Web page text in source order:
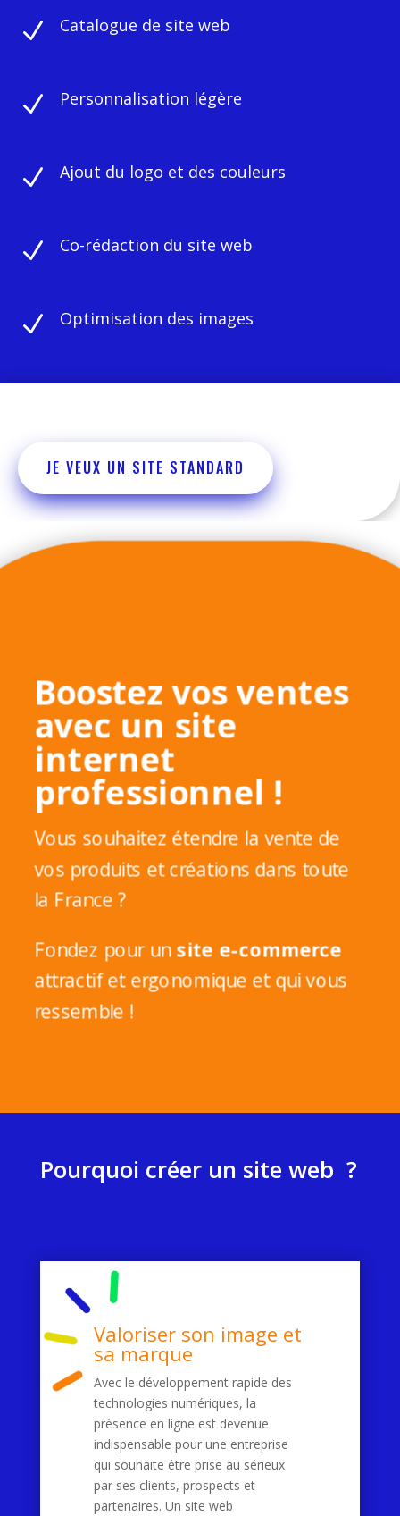
N Catalogue de site web
N Personnalisation légère
N Ajout du logo et des couleurs
N Co-rédaction du site web
N Optimisation des images
JE VEUX UN SITE STANDARD
Boostez vos ventes
avec un site
internet
professionnel !
Vous souhaitez étendre la vente de
vos produits et créations dans toute
la France ?
Fondez pour un site e-commerce
attractif et ergonomique et qui vous
ressemble !
Pourquoi créer un site web ?
Valoriser son image et
sa marque
Avec le développement rapide des
technologies numériques, la
présence en ligne est devenue
indispensable pour une entreprise
qui souhaite être prise au sérieux
par ses clients, prospects et
partenaires. Un site web